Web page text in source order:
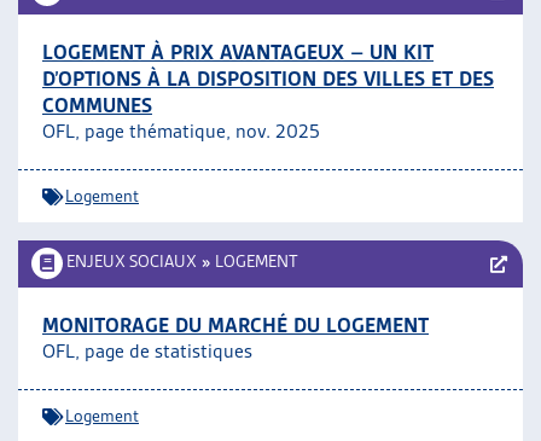
RESSOURCES
THÉMATIQUES
GUIDE SOCIAL ROMAND
AUTRES
PROJETS ET ACTIVITÉS
JOURNÉES D’AUTOMNE
LOGEMENT À PRIX AVANTAGEUX – UN KIT
D’OPTIONS À LA DISPOSITION DES VILLES ET DES
COMMUNES
OFL, page thématique, nov. 2025
Logement
ENJEUX SOCIAUX » LOGEMENT
MONITORAGE DU MARCHÉ DU LOGEMENT
OFL, page de statistiques
Logement